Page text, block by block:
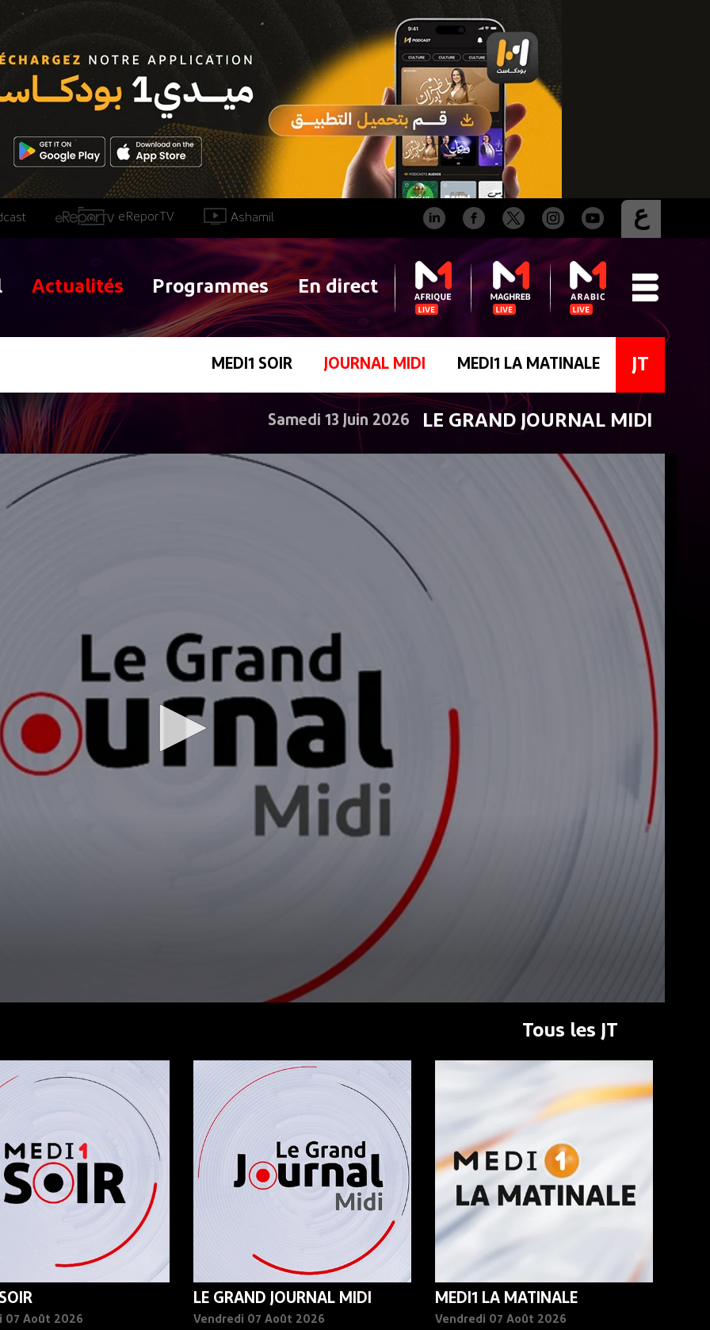
ع Ashamil
eReporTV
En direct
Programmes
Actualités
MEDI1 SOIR JOURNAL MIDI MEDI1 LA MATINALE JT
Samedi 13 Juin 2026 LE GRAND JOURNAL MIDI
Regarder la vidéo
Tous les JT
07 Août 2026
LE GRAND JOURNAL MIDI
Vendredi 07 Août 2026
MEDI1 LA MATINALE
Vendredi 07 Août 2026